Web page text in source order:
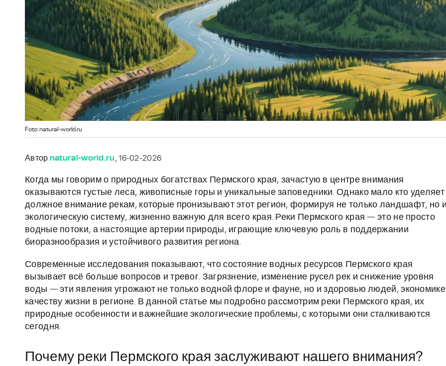
Foto: natural-world.ru
Автор natural-world.ru, 16-02-2026
Когда мы говорим о природных богатствах Пермского края, зачастую в центре внимания
оказываются густые леса, живописные горы и уникальные заповедники. Однако мало кто уделяет
должное внимание рекам, которые пронизывают этот регион, формируя не только ландшафт, но
экологическую систему, жизненно важную для всего края. Реки Пермского края — это не просто
водные потоки, а настоящие артерии природы, играющие ключевую роль в поддержании
биоразнообразия и устойчивого развития региона.
Современные исследования показывают, что состояние водных ресурсов Пермского края
вызывает всё больше вопросов и тревог. Загрязнение, изменение русел рек и снижение уровня
воды — эти явления угрожают не только водной флоре и фауне, но и здоровью людей,
качеству жизни в регионе. В данной статье мы подробно рассмотрим реки Пермского края, их
природные особенности и важнейшие экологические проблемы, с которыми они сталкиваются
сегодня.
Почему реки Пермского края заслуживают нашего внимания?